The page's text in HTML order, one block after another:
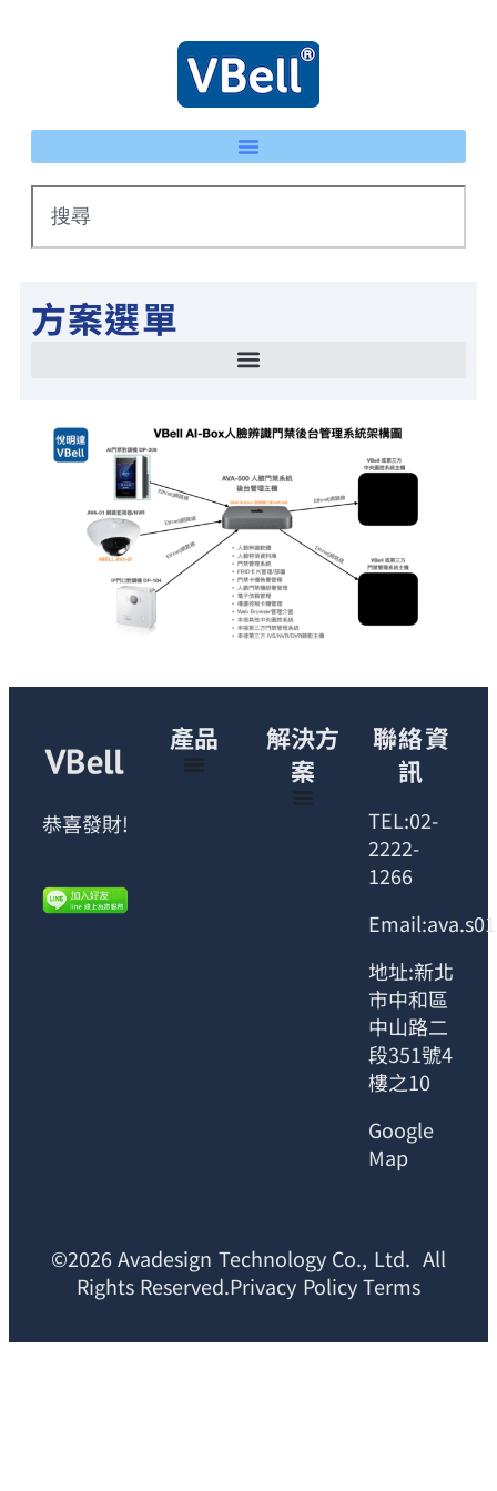
方案選單
恭喜發財!
產品
解決方
案
聯絡資
訊
TEL:02-
2222-
1266
地址:新北
市中和區
中山路二
段351號4
樓之10
Google
Map
©2026 Avadesign Technology Co., Ltd. All
Rights Reserved.Privacy Policy Terms